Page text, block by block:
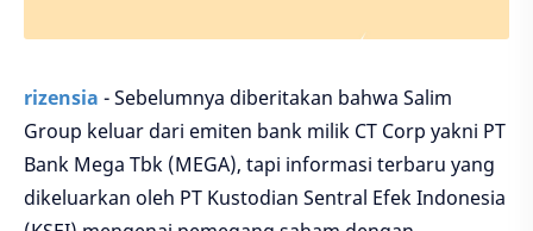
rizensia - Sebelumnya diberitakan bahwa Salim
Group keluar dari emiten bank milik CT Corp yakni PT
Bank Mega Tbk (MEGA), tapi informasi terbaru yang
dikeluarkan oleh PT Kustodian Sentral Efek Indonesia